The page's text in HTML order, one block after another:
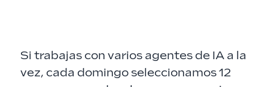
Si trabajas con varios agentes de IA a la
vez, cada domingo seleccionamos 12